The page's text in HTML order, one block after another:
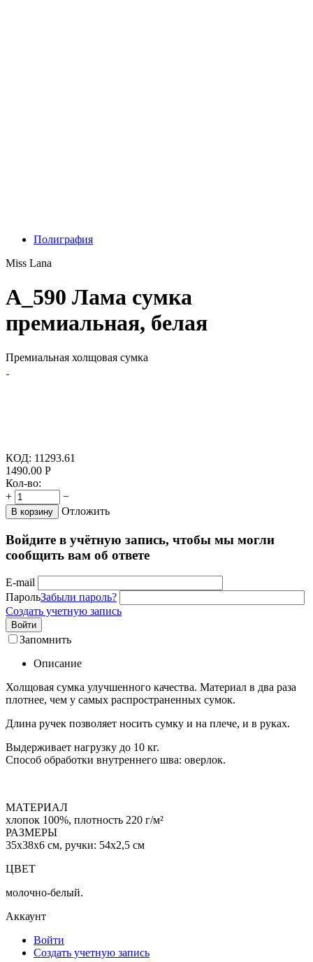
Полиграфия
Miss Lana
A_590 Лама сумка
премиальная, белая
Премиальная холщовая сумка
КОД: 11293.61
1490.00 Р
Кол-во:
+
−
В корзину Отложить
Войдите в учётную запись, чтобы мы могли
сообщить вам об ответе
E-mail
ПарольЗабыли пароль?
Создать учетную запись
Войти
Запомнить
Описание
Холщовая сумка улучшенного качества. Материал в два раза
плотнее, чем у самых распространенных сумок.
Длина ручек позволяет носить сумку и на плече, и в руках.
Выдерживает нагрузку до 10 кг.
Способ обработки внутреннего шва: оверлок.
МАТЕРИАЛ
хлопок 100%, плотность 220 г/м²
РАЗМЕРЫ
35х38х6 см, ручки: 54х2,5 см
ЦВЕТ
молочно-белый.
Аккаунт
Войти
Создать учетную запись